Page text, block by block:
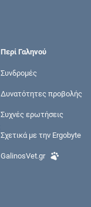
Περί Γαληνού
Συνδρομές
Δυνατότητες προβολής
Συχνές ερωτήσεις
Σχετικά με την Ergobyte
GalinosVet.gr